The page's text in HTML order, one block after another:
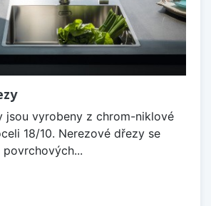
jsou vyrobeny z chrom-niklové
18/10. Nerezové dřezy se